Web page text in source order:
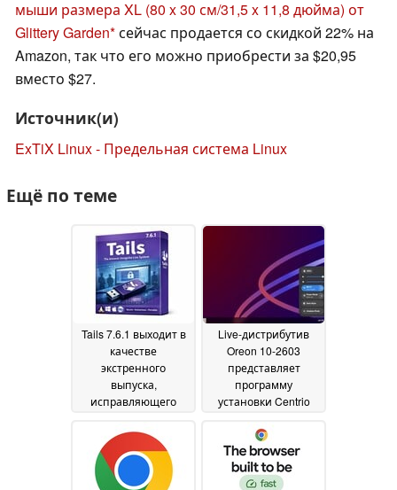
мыши размера XL (80 x 30 см/31,5 x 11,8 дюйма) от
Glittery Garden сейчас продается со скидкой 22% на
Amazon, так что его можно приобрести за $20,95
вместо $27.
Источник(и)
ExTiX Linux - Предельная система Linux
Ещё по теме
Tails 7.6.1 выходит в
качестве
экстренного
выпуска,
исправляющего
Tor09 April 2026
Live-дистрибутив
Oreon 10-2603
представляет
программу
установки Centrio
на Btrfs03 March 2026